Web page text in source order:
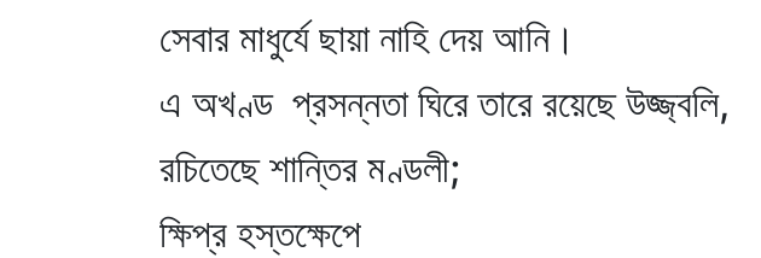
সেবার মাধুর্যে ছায়া নাহি দেয় আনি।
এ অখণ্ড প্রসন্নতা ঘিরে তারে রয়েছে উজ্জ্বলি,
রচিতেছে শান্তির মণ্ডলী;
ক্ষিপ্র হস্তক্ষেপে